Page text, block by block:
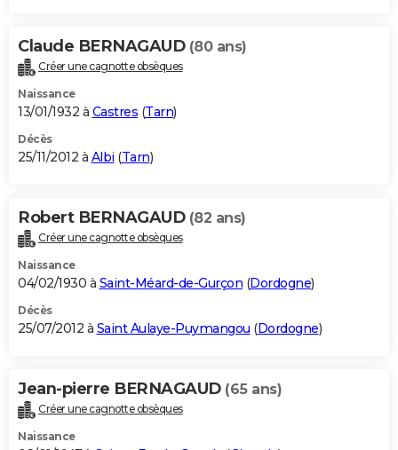
Claude BERNAGAUD (80 ans)
Créer une cagnotte obsèques
Naissance
13/01/1932 à Castres (Tarn)
Décès
25/11/2012 à Albi (Tarn)
Robert BERNAGAUD (82 ans)
Créer une cagnotte obsèques
Naissance
04/02/1930 à Saint-Méard-de-Gurçon (Dordogne)
Décès
25/07/2012 à Saint Aulaye-Puymangou (Dordogne)
Jean-pierre BERNAGAUD (65 ans)
Créer une cagnotte obsèques
Naissance